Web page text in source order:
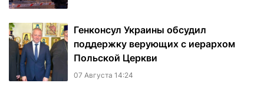
Генконсул Украины обсудил
поддержку верующих с иерархом
Польской Церкви
07 Августа 14:24